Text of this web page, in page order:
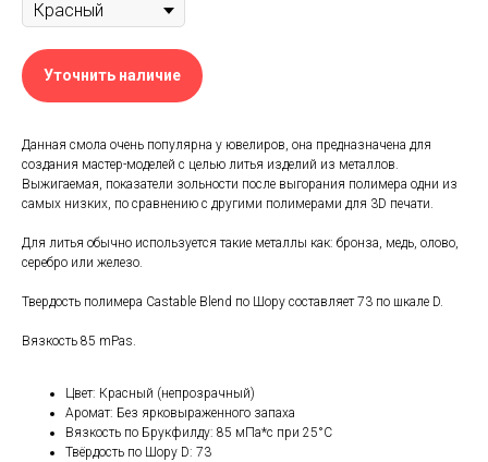
Уточнить наличие
Данная смола очень популярна у ювелиров, она предназначена для
создания мастер-моделей с целью литья изделий из металлов.
Выжигаемая, показатели зольности после выгорания полимера одни из
самых низких, по сравнению с другими полимерами для 3D печати.
Для литья обычно используется такие металлы как: бронза, медь, олово,
серебро или железо.
Твердость полимера Castable Blend по Шору составляет 73 по шкале D.
Вязкость 85 mPas.
Цвет: Красный (непрозрачный)
Аромат: Без ярковыраженного запаха
Вязкость по Брукфилду: 85 мПа*с при 25°C
Твёрдость по Шору D: 73